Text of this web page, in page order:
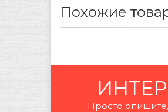
Похожие
Просто